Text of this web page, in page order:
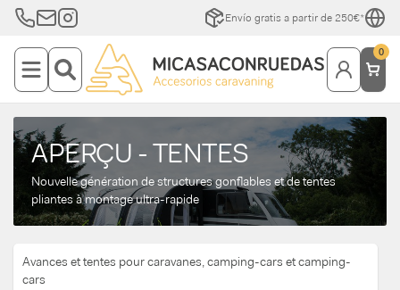
Envío gratis a partir de 250€*
0
APERÇU - TENTES
Nouvelle génération de structures gonflables et de tentes
pliantes à montage ultra-rapide
Avances et tentes pour caravanes, camping-cars et camping-
cars